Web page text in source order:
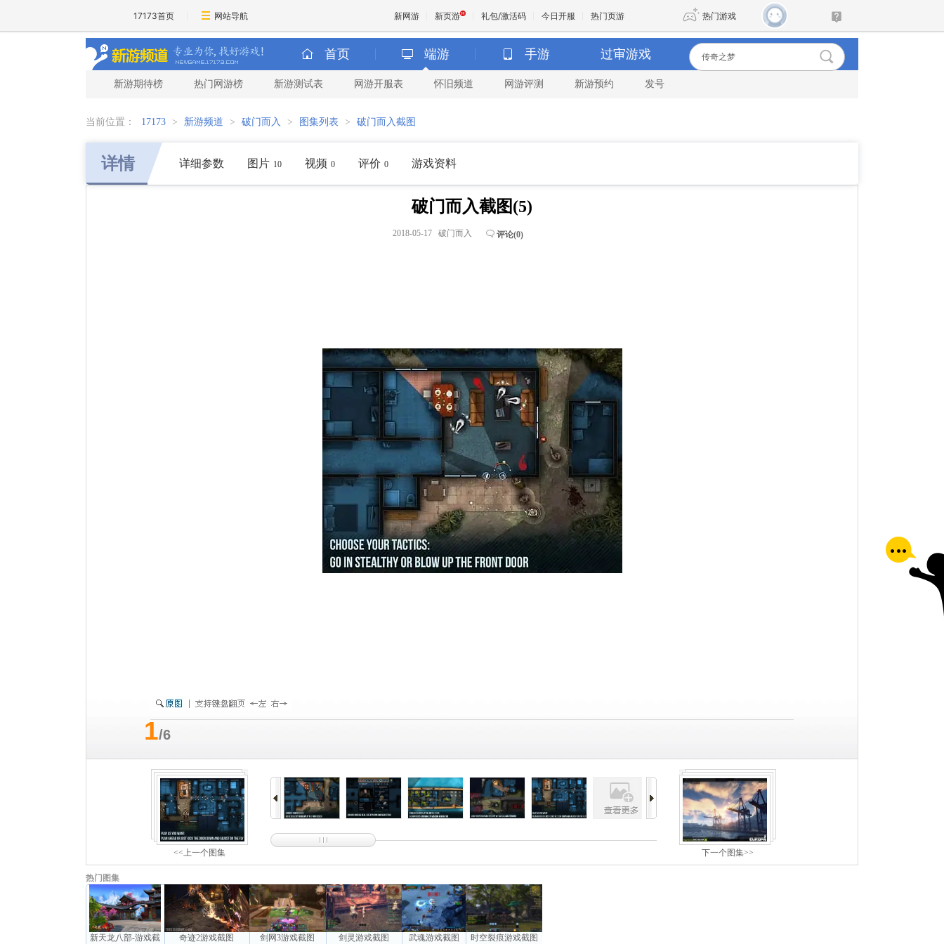
17173首页 网站导航 新网游 新页游 礼包/激活码 今日开服 热门页游 热门游戏
魔兽 DNF
首页 端游 手游 过审游戏
新游期待榜 热门网游榜 新游测试表 网游开服表 怀旧频道 网游评测 新游预约 发号
当前位置： 17173 > 新游频道 > 破门而入 > 图集列表 > 破门而入截图
详情 详细参数 图片 10 视频 0 评价 0 游戏资料
破门而入截图(5)
评论(0)
2018-05-17 破门而入
1/6
<<上一个图集 下一个图集>>
热门图集
新天龙八部-游戏截 奇迹2游戏截图 剑网3游戏截图 剑灵游戏截图 武魂游戏截图 时空裂痕游戏截图